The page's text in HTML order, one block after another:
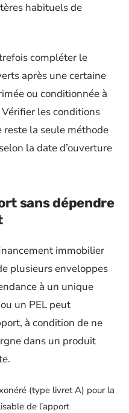
habituels de
compléter le
après une certaine
ou conditionnée à
les conditions
reste la seule méthode
la date d’ouverture
sans dépendre
immobilier
plusieurs enveloppes
à un unique
un PEL peut
à condition de ne
dans un produit
(type livret A) pour la
de l’apport